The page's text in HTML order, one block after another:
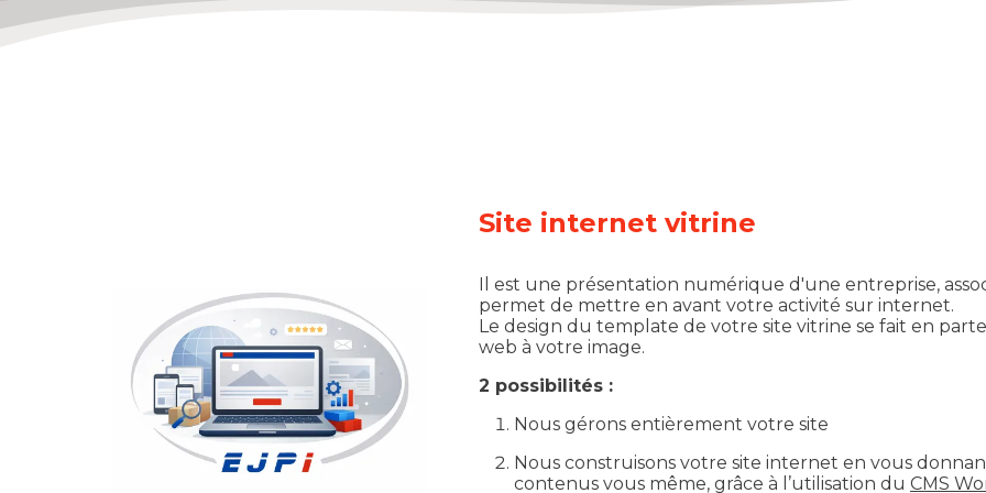
Site internet vitrine
Il est une présentation numérique d'une entreprise,
permet de mettre en avant votre activité sur internet.
Le design du template de votre site vitrine se fait en
web à votre image.
2 possibilités :
Nous gérons entièrement votre site
Nous construisons votre site internet en vous
contenus vous même, grâce à l’utilisation du CMS